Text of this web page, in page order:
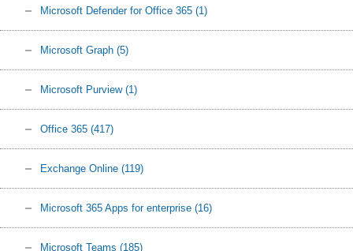
Microsoft Defender for Office 365 (1)
Microsoft Graph (5)
Microsoft Purview (1)
Office 365 (417)
Exchange Online (119)
Microsoft 365 Apps for enterprise (16)
Microsoft Teams (185)